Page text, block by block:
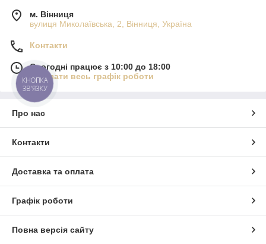
м. Вінниця
вулиця Миколаївська, 2, Вінниця, Україна
Контакти
Сьогодні працює з 10:00 до 18:00
Показати весь графік роботи
Про нас
Контакти
Доставка та оплата
Графік роботи
Повна версія сайту
КНОПКА
ЗВ'ЯЗКУ